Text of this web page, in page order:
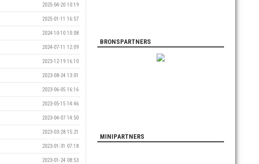
2025-04-20 10:19
2025-01-11 16:57
2024-10-10 10:08
2024-07-11 12:09
2023-12-19 16:10
2023-08-24 13:01
2023-06-05 16:16
2023-05-15 14:46
2023-04-07 14:50
2023-03-28 15:21
2023-01-31 07:18
2023-01-24 08:53
BRONSPARTNERS
MINIPARTNERS